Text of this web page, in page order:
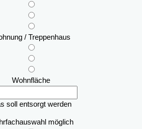
/ Treppenhaus
Wohnfläche
soll entsorgt werden
möglich